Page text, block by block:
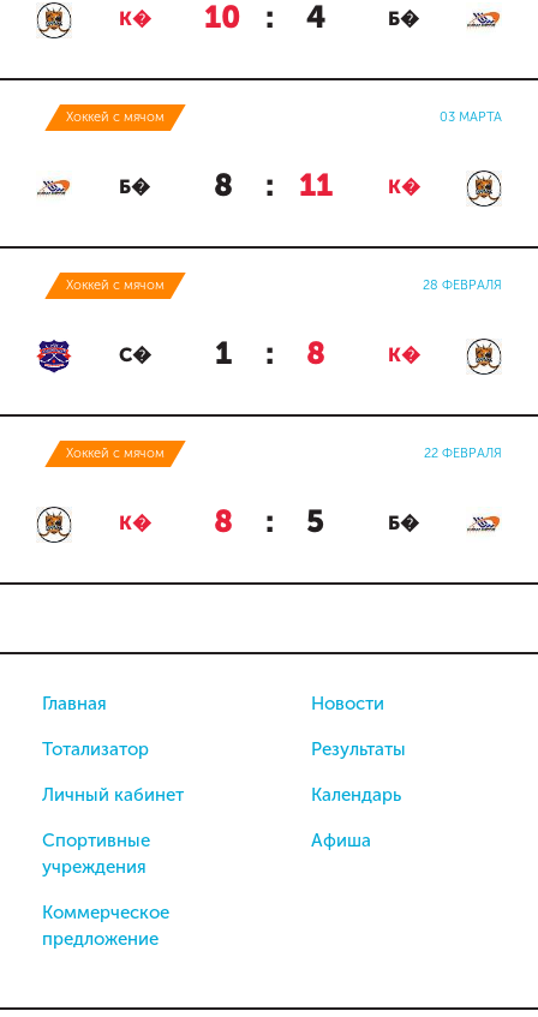
К� 10 : 4 Б�
Хоккей с мячом 03 МАРТА
Б� 8 : 11 К�
Хоккей с мячом 28 ФЕВРАЛЯ
С� 1 : 8 К�
Хоккей с мячом 22 ФЕВРАЛЯ
К� 8 : 5 Б�
Главная
Тотализатор
Личный кабинет
Спортивные
учреждения
Коммерческое
предложение
Новости
Результаты
Календарь
Афиша